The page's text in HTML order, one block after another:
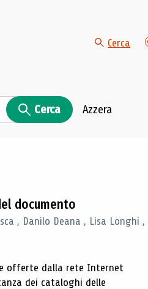
Cerca
Cerca Azzera
documento
, Danilo Deana , Lisa Longhi ,
offerte dalla rete Internet
dei cataloghi delle